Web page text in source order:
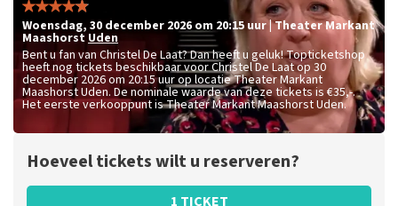
woensdag, 30 december 2026 om 20:15 uur|Theater Markant
MaashorstUden
Bent u fan van Christel De Laat? Dan heeft u geluk! Topticketshop
heeft nog tickets beschikbaar voor Christel De Laat op 30
december 2026 om 20:15 uur op locatie Theater Markant
Maashorst Uden. De nominale waarde van deze tickets is €35,-.
Het eerste verkooppunt is Theater Markant Maashorst Uden.
Hoeveel tickets wilt u reserveren?
1 TICKET